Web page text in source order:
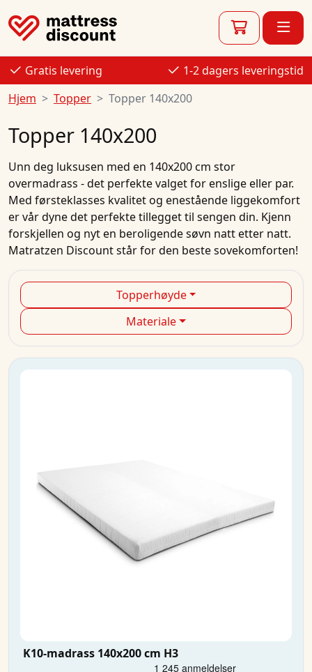
Gratis levering
1-2 dagers leveringstid
Hjem
Topper Topper 140x200
Topper 140x200
Unn deg luksusen med en 140x200 cm stor
overmadrass - det perfekte valget for enslige eller par.
Med førsteklasses kvalitet og enestående liggekomfort
er vår dyne det perfekte tillegget til sengen din. Kjenn
forskjellen og nyt en beroligende søvn natt etter natt.
Matratzen Discount står for den beste sovekomforten!
Topperhøyde
Materiale
K10-madrass 140x200 cm H3